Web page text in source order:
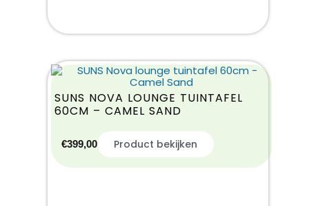
SUNS NOVA LOUNGE TUINTAFEL
60CM – CAMEL SAND
€399,00 Product bekijken